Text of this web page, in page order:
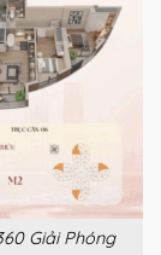
Giải Phóng